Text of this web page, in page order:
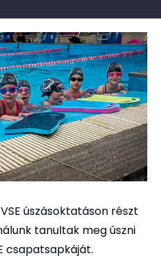
úszásoktatáson részt
tanultak meg úszni
csapatsapkáját.